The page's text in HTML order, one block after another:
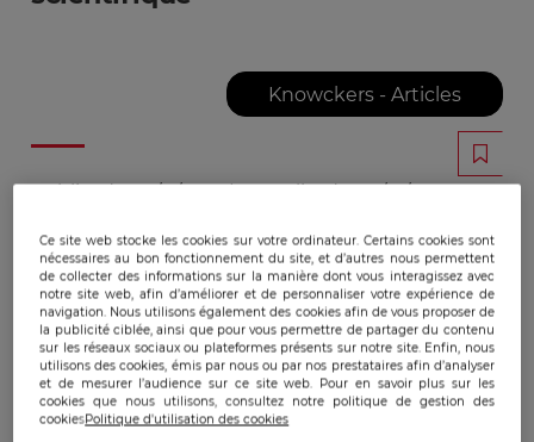
Knowckers - Articles
Publicado: 10/11/2016|Actualizado: 22/12/2023
Les grands éditeurs de revues scientifiques
s’appuient sur 3 services pour justifier leur
existence et le coût qu’ils représentent pour la
recherche et sa lecture : la préparation éditoriale,
la validation par les pairs (peer review) et la
diffusion des articles (soit par hébergement en
Ce site web stocke les cookies sur votre ordinateur. Certains cookies sont
nécessaires au bon fonctionnement du site, et d’autres nous permettent
de collecter des informations sur la manière dont vous interagissez avec
notre site web, afin d’améliorer et de personnaliser votre expérience de
navigation. Nous utilisons également des cookies afin de vous proposer de
la publicité ciblée, ainsi que pour vous permettre de partager du contenu
sur les réseaux sociaux ou plateformes présents sur notre site. Enfin, nous
utilisons des cookies, émis par nous ou par nos prestataires afin d’analyser
et de mesurer l’audience sur ce site web. Pour en savoir plus sur les
cookies que nous utilisons, consultez notre politique de gestion des
cookiesPolitique d'utilisation des cookies